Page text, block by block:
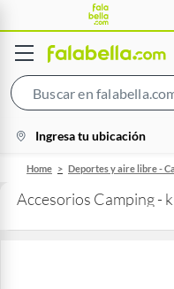
location-
icon
Ingresa tu ubicación
Home Deportes y aire libre -
Accesorios Camping -